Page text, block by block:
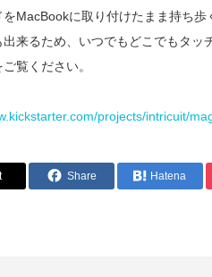
をMacBookに取り付けたまま持ち
出来るため、いつでもどこでもタ
覧ください。
projects/intricuit/
Share Hatena